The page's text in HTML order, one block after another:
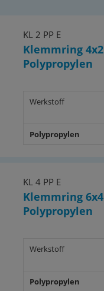
KL 2 PP E
Klemmring
Polypropylen
Werkstoff
Polypropylen
KL 4 PP E
Klemmring
Polypropylen
Werkstoff
Polypropylen